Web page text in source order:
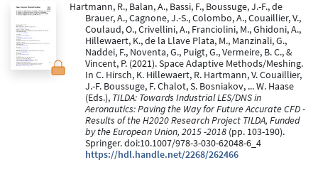
Hartmann, R., Balan, A., Bassi, F., Boussuge, J.-F., de
Brauer, A., Cagnone, J.-S., Colombo, A., Couaillier, V.,
Coulaud, O., Crivellini, A., Franciolini, M., Ghidoni, A.,
Hillewaert, K., de la Llave Plata, M., Manzinali, G.,
Naddei, F., Noventa, G., Puigt, G., Vermeire, B. C., &
Vincent, P. (2021). Space Adaptive Methods/Meshing.
In C. Hirsch, K. Hillewaert, R. Hartmann, V. Couaillier,
J.-F. Boussuge, F. Chalot, S. Bosniakov, ... W. Haase
(Eds.), TILDA: Towards Industrial LES/DNS in
Aeronautics: Paving the Way for Future Accurate CFD -
Results of the H2020 Research Project TILDA, Funded
by the European Union, 2015 -2018 (pp. 103-190).
Springer. doi:10.1007/978-3-030-62048-6_4
https://hdl.handle.net/2268/262466